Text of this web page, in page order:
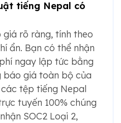
tiếng Nepal có
rõ ràng, tính theo
ẩn. Bạn có thể nhận
ngay lập tức bằng
giá toàn bộ của
tệp tiếng Nepal
tuyến 100% chúng
SOC2 Loại 2,